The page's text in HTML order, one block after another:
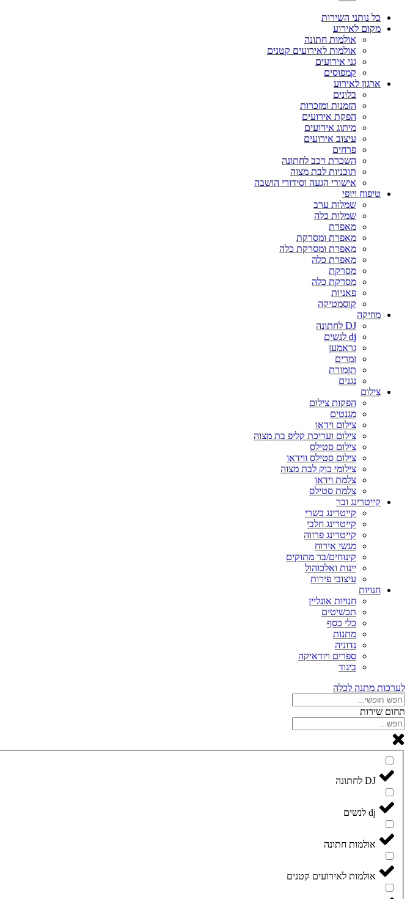
כל נותני השירות
מקום לאירוע
אולמות חתונה
אולמות לאירועים קטנים
גני אירועים
קמפוסים
ארגון לאירוע
בלונים
הזמנות ומזכרות
הפקת אירועים
מיתוג אירועים
עיצוב אירועים
פרחים
השכרת רכב לחתונה
תוכניות לבת מצוה
אישורי הגעה וסידורי הושבה
טיפוח ויופי
שמלות ערב
שמלות כלה
מאפרת
מאפרת ומסרקת
מאפרת ומסרקת כלה
מאפרת כלה
מסרקת
מסרקת כלה
פאניות
קוסמטיקה
מוזיקה
DJ לחתונה
dj לנשים
גראמען
זמרים
תזמורת
נגנים
צילום
הפקות צילום
מגנטים
צילום וידאו
צילום ועריכת קליפ בת מצוה
צילום סטילס
צילום סטילס ווידאו
צילומי בוק לבת מצוה
צלמת וידאו
צלמת סטילס
קייטרינג ובר
קייטרינג בשרי
קייטרינג חלבי
קייטרינג פרווה
מגשי אירוח
קינוחים/בר מתוקים
יינות ואלכוהול
עיצובי פירות
חנויות
חנויות אונליין
תכשיטים
כלי כסף
מתנות
נדוניה
ספרים ויודאיקה
ביגוד
לערכות מתנה לכלה
תחום שירות
DJ לחתונה
dj לנשים
אולמות חתונה
אולמות לאירועים קטנים